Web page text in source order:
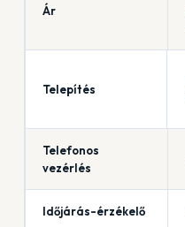
Ár
Telepítés
Telefonos
vezérlés
Időjárás-érzékelő